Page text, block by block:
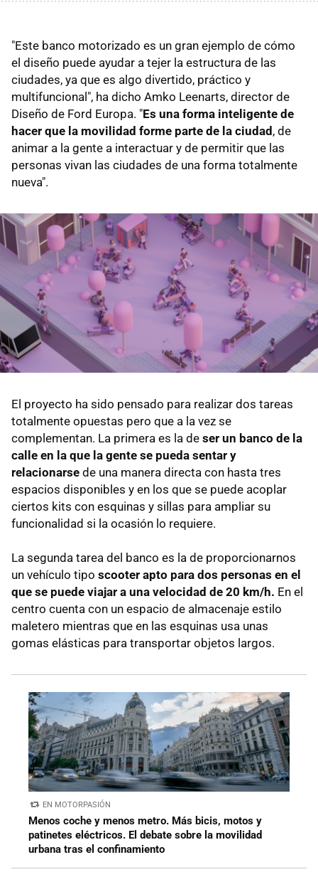
"Este banco motorizado es un gran ejemplo de cómo
el diseño puede ayudar a tejer la estructura de las
ciudades, ya que es algo divertido, práctico y
multifuncional", ha dicho Amko Leenarts, director de
Diseño de Ford Europa. "Es una forma inteligente de
hacer que la movilidad forme parte de la ciudad, de
animar a la gente a interactuar y de permitir que las
personas vivan las ciudades de una forma totalmente
nueva".
El proyecto ha sido pensado para realizar dos tareas
totalmente opuestas pero que a la vez se
complementan. La primera es la de ser un banco de la
calle en la que la gente se pueda sentar y
relacionarse de una manera directa con hasta tres
espacios disponibles y en los que se puede acoplar
ciertos kits con esquinas y sillas para ampliar su
funcionalidad si la ocasión lo requiere.
La segunda tarea del banco es la de proporcionarnos
un vehículo tipo scooter apto para dos personas en el
que se puede viajar a una velocidad de 20 km/h. En el
centro cuenta con un espacio de almacenaje estilo
maletero mientras que en las esquinas usa unas
gomas elásticas para transportar objetos largos.
EN MOTORPASIÓN
Menos coche y menos metro. Más bicis, motos y
patinetes eléctricos. El debate sobre la movilidad
urbana tras el confinamiento